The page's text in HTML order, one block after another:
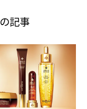
記事